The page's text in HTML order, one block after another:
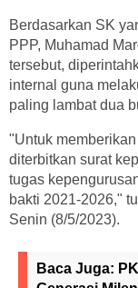
Berdasarkan SK
PPP, Muhamad
tersebut,
internal guna
paling lambat dua
"Untuk
diterbitkan surat
tugas
bakti 2021-2026,"
Senin (8/5/2023).
Baca Juga: